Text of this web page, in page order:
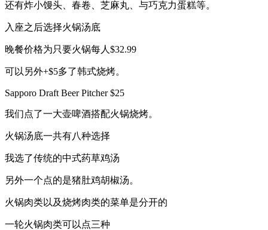
还有炸小馒头、春卷、芝麻丸、与巧克力蛋糕等。
入座之后选择火锅汤底
晚餐价格为只要火锅每人$32.99
可以另外+$5多了韩式烧烤。
Sapporo Draft Beer Pitcher $25
我们点了一大壶啤酒搭配火锅烧烤。
火锅汤底一共有八种选择
我选了传统的中式药草鸡汤
另外一个点的是猪肚鸡胡椒汤。
火锅肉类以及烧烤肉类的菜单是分开的
一轮火锅肉类可以点三种